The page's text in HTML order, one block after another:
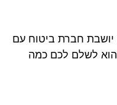
יושבת חברת ביטוח עם
הוא לשלם לכם כמה